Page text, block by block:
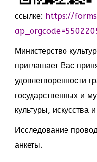
ссылке: https://
Министерство
приглашает Вас
удовлетворенности
государственных и
культуры, искусства
Исследование
анкеты.